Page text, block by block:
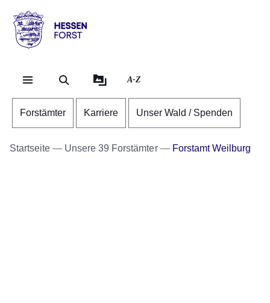
Hessen
Forst
A-Z
Forstämter Karriere Unser Wald / Spenden
Startseite Unsere 39 Forstämter Forstamt Weilburg